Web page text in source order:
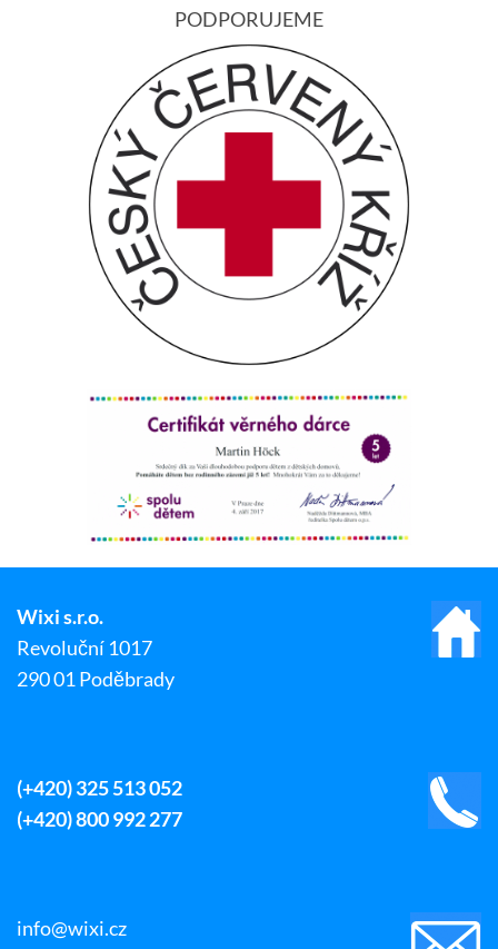
PODPORUJEME
Wixi s.r.o.
Revoluční 1017
290 01 Poděbrady
(+420) 325 513 052
(+420) 800 992 277
info@wixi.cz